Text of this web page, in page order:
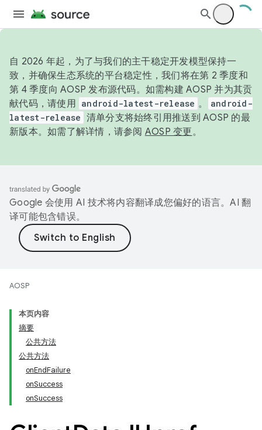
自 2026 年起，为了与我们的主干稳定开发模型保持一
致，并确保生态系统的平台稳定性，我们将在第 2 季度和
第 4 季度向 AOSP 发布源代码。如需构建 AOSP 并为其贡
献代码，请使用 android-latest-release 。
android-
latest-release 清单分支将始终引用推送到 AOSP 的最
新版本。如需了解详情，请参阅 AOSP 变更。
Google 会使用 AI 技术将内容翻译成您偏好的语言。AI 翻
译可能包含错误。
AOSP
本页内容
摘要
公共方法
公共方法
onEndFailure
onSuccess
onSuccess